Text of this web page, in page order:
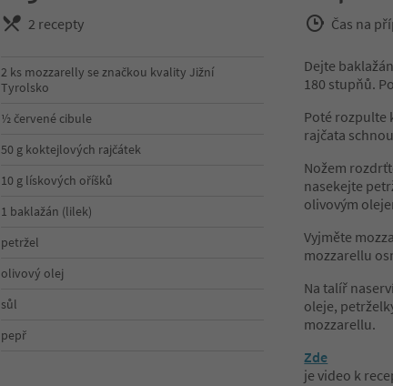
2 recepty
2 ks mozzarelly se značkou kvality Jižní
Tyrolsko
½ červené cibule
50 g koktejlových rajčátek
10 g lískových oříšků
1 baklažán (lilek)
petržel
olivový olej
sůl
pepř
Čas na
Dejte
180 stupňů.
Poté rozpulte
rajčata
Nožem
nasekejte
olivovým
Vyjměte
mozzarellu
Na talíř
oleje,
mozzarellu.
Zde
je video k